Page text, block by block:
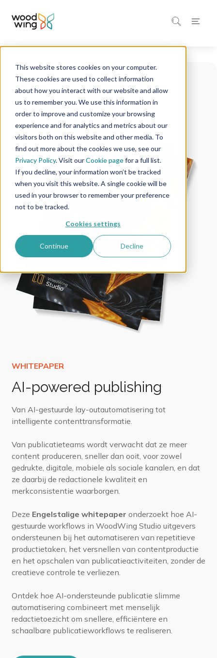
This website stores cookies on your computer.
These cookies are used to collect information
about how you interact with our website and allow
us to remember you. We use this information in
order to improve and customize your browsing
experience and for analytics and metrics about our
visitors both on this website and other media. To
find out more about the cookies we use, see our
Privacy Policy. Visit ourCookie pagefor a full list.
If you decline, your information won’t be tracked
when you visit this website. A single cookie will be
used in your browser to remember your preference
not to be tracked.
Cookies settings
Continue Decline
AI-powered publishing
Van AI-gestuurde lay-outautomatisering tot
intelligente contenttransformatie.
Van publicatieteams wordt verwacht dat ze meer
content produceren, sneller dan ooit, voor zowel
gedrukte, digitale, mobiele als sociale kanalen, en dat
ze daarbij de redactionele kwaliteit en
merkconsistentie waarborgen.
Deze Engelstalige whitepaper onderzoekt hoe AI-
gestuurde workflows in WoodWing Studio uitgevers
ondersteunen bij het automatiseren van repetitieve
productietaken, het versnellen van contentproductie
en het opschalen van publicatieactiviteiten, zonder de
creatieve controle te verliezen.
Ontdek hoe AI-ondersteunde publicatie slimme
automatisering combineert met menselijk
redactietoezicht om snellere, efficiëntere en
schaalbare publicatieworkflows te realiseren.